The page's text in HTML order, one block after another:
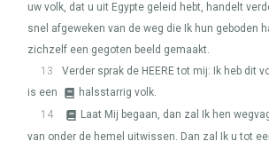
uw volk, dat u uit Egypte geleid hebt, handelt
snel afgeweken van de weg die Ik hun geboden
zichzelf een gegoten beeld gemaakt.
13
Verder sprak de HEEREtot mij: Ik heb dit
is een
halsstarrig volk.
14
Laat Mij begaan, dan zal Ik hen
van onder de hemel uitwissen. Dan zal Ik u tot